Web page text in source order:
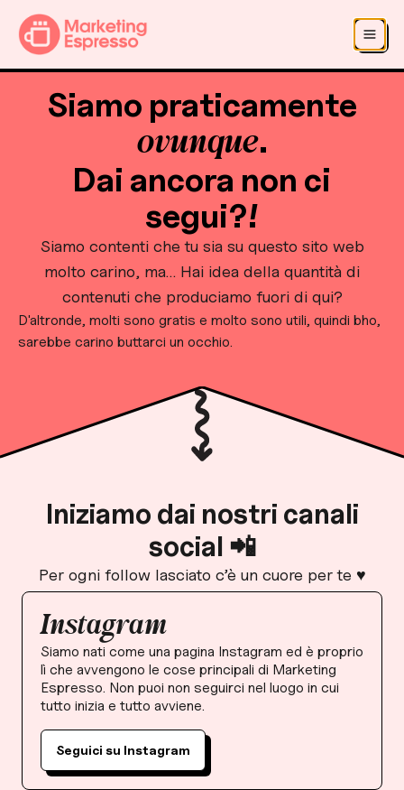
Salta al contenuto principale Salta alla navigazione
Siamo praticamente
ovunque.
Dai ancora non ci
segui?!
Siamo contenti che tu sia su questo sito web
molto carino, ma… Hai idea della quantità di
contenuti che produciamo fuori di qui?
D'altronde, molti sono gratis e molto sono utili, quindi bho,
sarebbe carino buttarci un occhio.
Iniziamo dai nostri canali
social 📲
Per ogni follow lasciato c’è un cuore per te ♥️
Instagram
Siamo nati come una pagina Instagram ed è proprio
lì che avvengono le cose principali di Marketing
Espresso. Non puoi non seguirci nel luogo in cui
tutto inizia e tutto avviene.
Seguici su Instagram